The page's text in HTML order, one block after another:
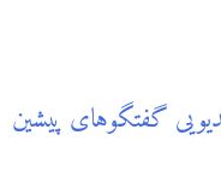
گفتگوهای پیشین